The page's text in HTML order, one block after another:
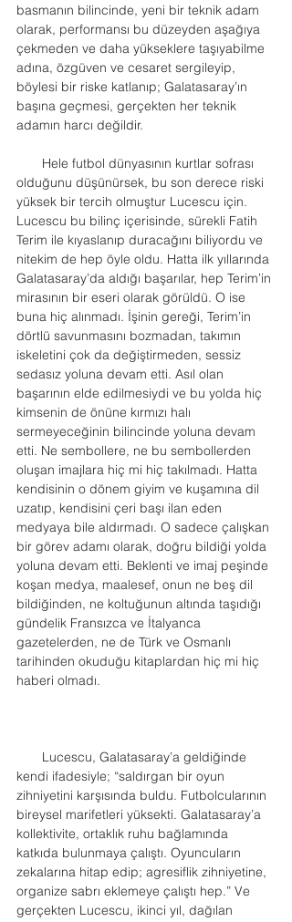
basmanın bilincinde, yeni bir teknik adam
olarak, performansı bu düzeyden aşağıya
çekmeden ve daha yükseklere taşıyabilme
adına, özgüven ve cesaret sergileyip,
böylesi bir riske katlanıp; Galatasaray’ın
başına geçmesi, gerçekten her teknik
adamın harcı değildir.
Hele futbol dünyasının kurtlar sofrası
olduğunu düşünürsek, bu son derece riski
yüksek bir tercih olmuştur Lucescu için.
Lucescu bu bilinç içerisinde, sürekli Fatih
Terim ile kıyaslanıp duracağını biliyordu ve
nitekim de hep öyle oldu. Hatta ilk yıllarında
Galatasaray’da aldığı başarılar, hep Terim’in
mirasının bir eseri olarak görüldü. O ise
buna hiç alınmadı. İşinin gereği, Terim’in
dörtlü savunmasını bozmadan, takımın
iskeletini çok da değiştirmeden, sessiz
sedasız yoluna devam etti. Asıl olan
başarının elde edilmesiydi ve bu yolda hiç
kimsenin de önüne kırmızı halı
sermeyeceğinin bilincinde yoluna devam
etti. Ne sembollere, ne bu sembollerden
oluşan imajlara hiç mi hiç takılmadı. Hatta
kendisinin o dönem giyim ve kuşamına dil
uzatıp, kendisini çeri başı ilan eden
medyaya bile aldırmadı. O sadece çalışkan
bir görev adamı olarak, doğru bildiği yolda
yoluna devam etti. Beklenti ve imaj peşinde
koşan medya, maalesef, onun ne beş dil
bildiğinden, ne koltuğunun altında taşıdığı
gündelik Fransızca ve İtalyanca
gazetelerden, ne de Türk ve Osmanlı
tarihinden okuduğu kitaplardan hiç mi hiç
haberi olmadı.
Lucescu, Galatasaray’a geldiğinde
kendi ifadesiyle; “saldırgan bir oyun
zihniyetini karşısında buldu. Futbolcularının
bireysel marifetleri yüksekti. Galatasaray’a
kollektivite, ortaklık ruhu bağlamında
katkıda bulunmaya çalıştı. Oyuncuların
zekalarına hitap edip; agresiflik zihniyetine,
organize sabrı eklemeye çalıştı hep.” Ve
gerçekten Lucescu, ikinci yıl, dağılan